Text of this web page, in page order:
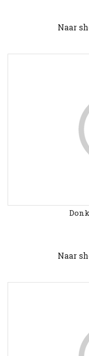
Naar
Naar